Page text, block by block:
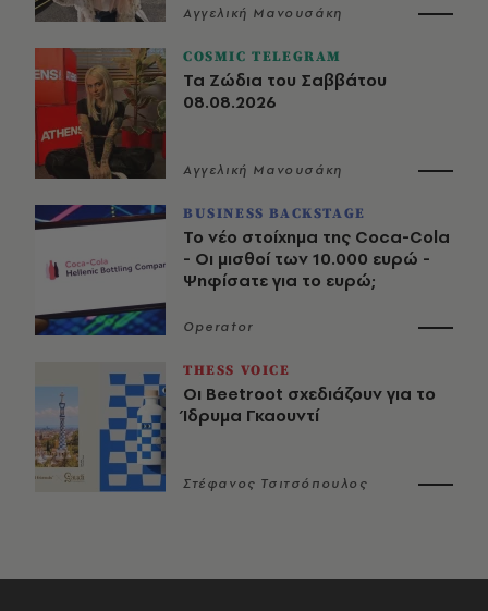
Αγγελική Μανουσάκη
COSMIC TELEGRAM
Τα Ζώδια του Σαββάτου
08.08.2026
Αγγελική Μανουσάκη
BUSINESS BACKSTAGE
Το νέο στοίχημα της Coca-Cola
- Οι μισθοί των 10.000 ευρώ -
Ψηφίσατε για το ευρώ;
Operator
THESS VOICE
Οι Beetroot σχεδιάζουν για το
Ίδρυμα Γκαουντί
Στέφανος Τσιτσόπουλος